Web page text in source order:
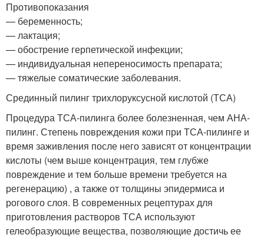
Противопоказания
— беременность;
— лактация;
— обострение герпетической инфекции;
— индивидуальная непереносимость препарата;
— тяжелые соматические заболевания.
Срединный пилинг трихлоруксусной кислотой (ТСА)
Процедура ТСА-пилинга более болезненная, чем АНА-
пилинг. Степень повреждения кожи при ТСА-пилинге и
время заживления после него зависят от концентрации
кислоты (чем выше концентрация, тем глубже
повреждение и тем больше времени требуется на
регенерацию) , а также от толщины эпидермиса и
рогового слоя. В современных рецептурах для
приготовления растворов ТСА используют
гелеобразующие вещества, позволяющие достичь ее